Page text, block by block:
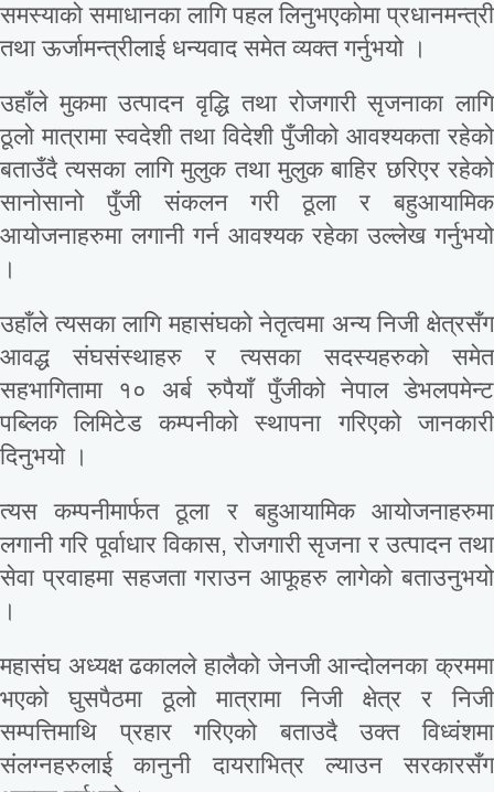
समस्याको समाधानका लागि पहल लिनुभएकोमा प्रधानमन्त्री
तथा ऊर्जामन्त्रीलाई धन्यवाद समेत व्यक्त गर्नुभयो ।
उहाँले मुकमा उत्पादन वृद्धि तथा रोजगारी सृजनाका लागि
ठूलो मात्रामा स्वदेशी तथा विदेशी पुँजीको आवश्यकता रहेको
बताउँदै त्यसका लागि मुलुक तथा मुलुक बाहिर छरिएर रहेको
सानोसानो पुँजी संकलन गरी ठूला र बहुआयामिक
आयोजनाहरुमा लगानी गर्न आवश्यक रहेका उल्लेख गर्नुभयो
।
उहाँले त्यसका लागि महासंघको नेतृत्वमा अन्य निजी क्षेत्रसँग
आवद्ध संघसंस्थाहरु र त्यसका सदस्यहरुको समेत
सहभागितामा १० अर्ब रुपैयाँ पुँजीको नेपाल डेभलपमेन्ट
पब्लिक लिमिटेड कम्पनीको स्थापना गरिएको जानकारी
दिनुभयो ।
त्यस कम्पनीमार्फत ठूला र बहुआयामिक आयोजनाहरुमा
लगानी गरि पूर्वाधार विकास, रोजगारी सृजना र उत्पादन तथा
सेवा प्रवाहमा सहजता गराउन आफूहरु लागेको बताउनुभयो
।
महासंघ अध्यक्ष ढकालले हालैको जेनजी आन्दोलनका क्रममा
भएको घुसपैठमा ठूलो मात्रामा निजी क्षेत्र र निजी
सम्पत्तिमाथि प्रहार गरिएको बताउदै उक्त विध्वंशमा
संलग्नहरुलाई कानुनी दायराभित्र ल्याउन सरकारसँग